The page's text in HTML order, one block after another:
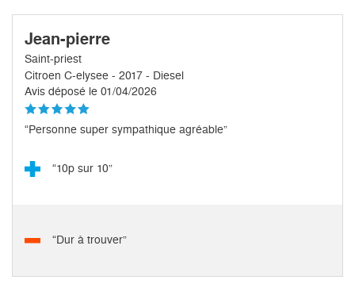
Jean-pierre
Saint-priest
Citroen C-elysee - 2017 - Diesel
Avis déposé le 01/04/2026
“Personne super sympathique agréable”
“10p sur 10”
“Dur à trouver”